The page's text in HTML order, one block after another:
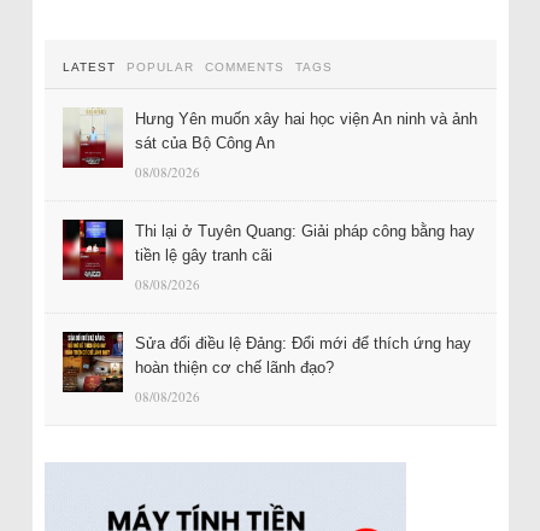
LATEST POPULAR COMMENTS TAGS
Hưng Yên muốn xây hai học viện An ninh và ảnh
sát của Bộ Công An
08/08/2026
Thi lại ở Tuyên Quang: Giải pháp công bằng hay
tiền lệ gây tranh cãi
08/08/2026
Sửa đổi điều lệ Đảng: Đổi mới để thích ứng hay
hoàn thiện cơ chế lãnh đạo?
08/08/2026